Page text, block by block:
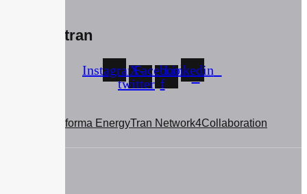
#Energytran
Instagram
X-
twitter
Facebook-
f
Linkedin
Plataforma EnergyTran Network4Collaboration